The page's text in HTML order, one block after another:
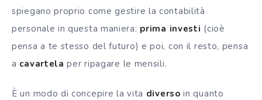
spiegano proprio come gestire la contabilità
personale in questa maniera: prima investi (cioè
pensa a te stesso del futuro) e poi, con il resto, pensa
a cavartela per ripagare le mensili.
È un modo di concepire la vita diversoin quanto